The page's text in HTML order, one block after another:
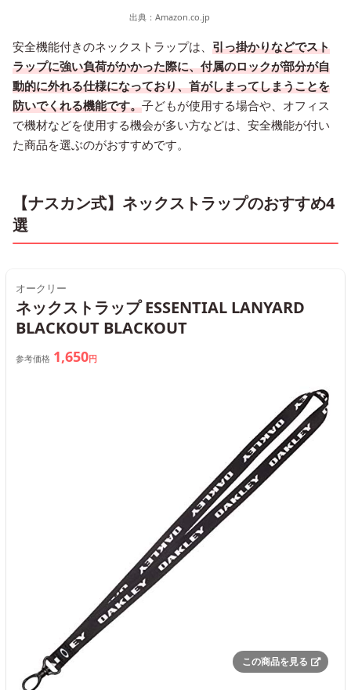
出典： Amazon.co.jp
安全機能付きのネックストラップは、 引っ掛かりなどでスト
ラップに強い負荷がかかった際に、付属のロックが部分が自
動的に外れる仕様になっており、首がしまってしまうことを
防いでくれる機能です。子どもが使用する場合や、オフィス
で機材などを使用する機会が多い方などは、安全機能が付い
た商品を選ぶのがおすすめです。
【ナスカン式】ネックストラップのおすすめ4
選
オークリー
ネックストラップ ESSENTIAL LANYARD
BLACKOUT BLACKOUT
参考価格 1,650円
この商品を見る